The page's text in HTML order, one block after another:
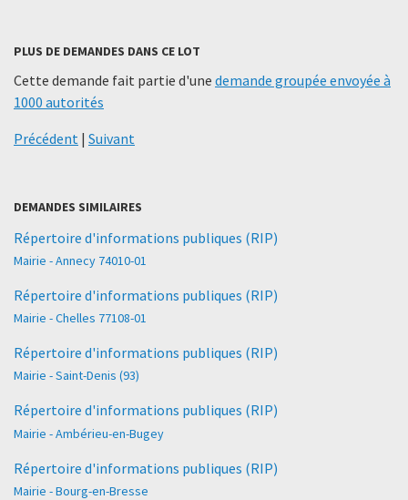
PLUS DE DEMANDES DANS CE LOT
Cette demande fait partie d'une demande groupée envoyée à
1000 autorités
Précédent | Suivant
DEMANDES SIMILAIRES
Répertoire d'informations publiques (RIP)
Mairie - Annecy 74010-01
Répertoire d'informations publiques (RIP)
Mairie - Chelles 77108-01
Répertoire d'informations publiques (RIP)
Mairie - Saint-Denis (93)
Répertoire d'informations publiques (RIP)
Mairie - Ambérieu-en-Bugey
Répertoire d'informations publiques (RIP)
Mairie - Bourg-en-Bresse